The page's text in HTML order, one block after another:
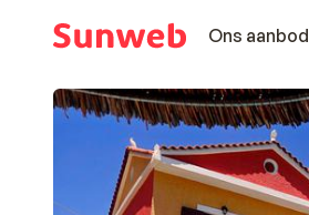
Ons aanbod